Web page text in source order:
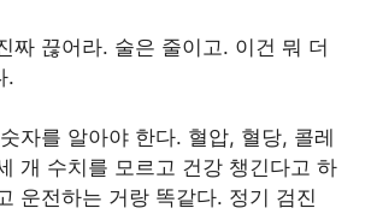
짜 끊어라. 술은 줄이고. 이건 뭐 더
.
자를 알아야 한다. 혈압, 혈당, 콜레
개 수치를 모르고 건강 챙긴다고 하
운전하는 거랑 똑같다. 정기 검진